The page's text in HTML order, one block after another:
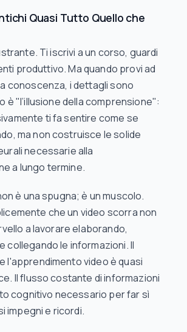
Quasi Tutto Quello che
Ti iscrivi a un corso, guardi
produttivo. Ma quando provi ad
conoscenza, i dettagli sono
è "l’illusione della comprensione":
ti fasentire come se
ma non costruisce le solide
necessarie alla
a lungo termine.
è una spugna; è un muscolo.
che un video scorra non
a lavorare elaborando,
collegando le informazioni. Il
l'apprendimento video è quasi
Il flusso costante di informazioni
cognitivo necessario per far sì
impegni e ricordi.